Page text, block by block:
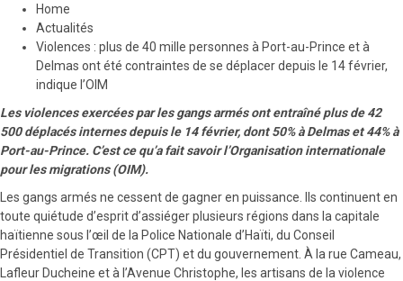
Home
Actualités
Violences : plus de 40 mille personnes à Port-au-Prince et à
Delmas ont été contraintes de se déplacer depuis le 14 février,
indique l’OIM
Les violences exercées par les gangs armés ont entraîné plus de 42
500 déplacés internes depuis le 14 février, dont 50% à Delmas et 44% à
Port-au-Prince. C’est ce qu’a fait savoir l’Organisation internationale
pour les migrations (OIM).
Les gangs armés ne cessent de gagner en puissance. Ils continuent en
toute quiétude d’esprit d’assiéger plusieurs régions dans la capitale
haïtienne sous l’œil de la Police Nationale d’Haïti, du Conseil
Présidentiel de Transition (CPT) et du gouvernement. À la rue Cameau,
Lafleur Ducheine et à l’Avenue Christophe, les artisans de la violence